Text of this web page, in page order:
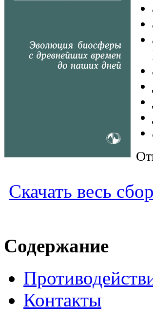
Скачать весь
Содержание
Контакты